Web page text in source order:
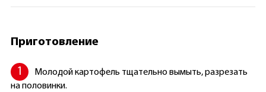
Приготовление
Молодой картофель тщательно вымыть, разрезать
на половинки.